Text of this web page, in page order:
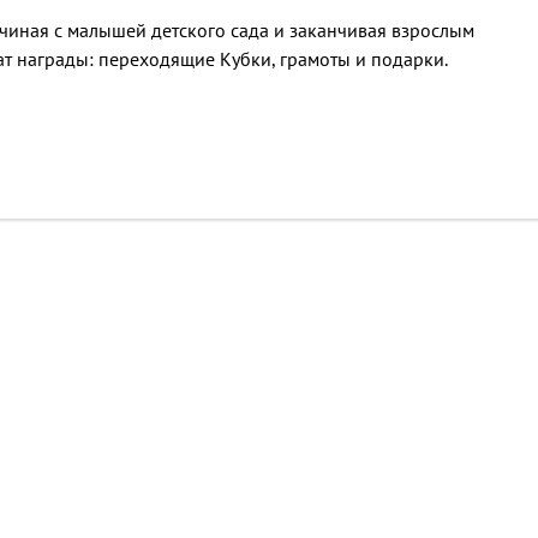
с малышей детского сада и заканчивая взрослым
награды: переходящие Кубки, грамоты и подарки.